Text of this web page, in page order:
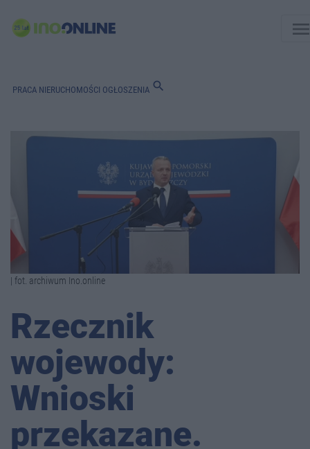
PRACA NIERUCHOMOŚCI OGŁOSZENIA search
| fot. archiwum Ino.online
Rzecznik
wojewody:
Wnioski
przekazane.